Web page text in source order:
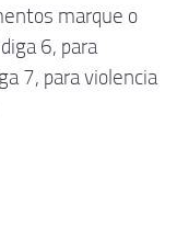
marque o
6, para
7, para violencia